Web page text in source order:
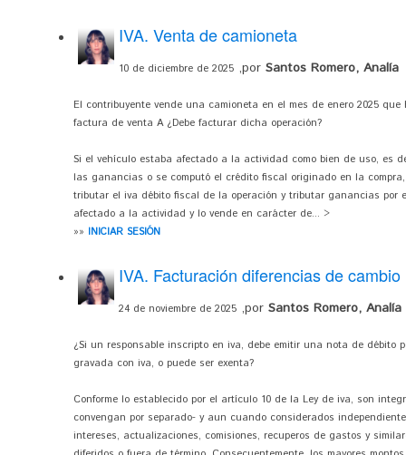
IVA. Venta de camioneta
10 de diciembre de 2025 ,por Santos Romero, Analía
El contribuyente vende una camioneta en el mes de enero 2025
factura de venta A ¿Debe facturar dicha operación?
Si el vehículo estaba afectado a la actividad como bien de uso, es
las ganancias o se computó el crédito fiscal originado en la
tributar el iva débito fiscal de la operación y tributar ganancias por
afectado a la actividad y lo vende en carácter de... >
»» INICIAR SESIÓN
IVA. Facturación diferencias de cambio
24 de noviembre de 2025 ,por Santos Romero, Analía
¿Si un responsable inscripto en iva, debe emitir una nota de débito
gravada con iva, o puede ser exenta?
Conforme lo establecido por el artículo 10 de la Ley de iva, son
convengan por separado- y aun cuando considerados
intereses, actualizaciones, comisiones, recuperos de gastos y